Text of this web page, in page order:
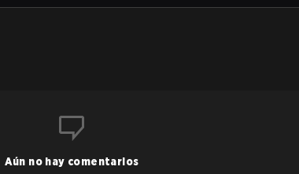
Aún no hay comentarios